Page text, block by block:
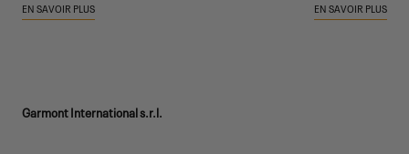
EN SAVOIR PLUS EN SAVOIR PLUS
Garmont International s.r.l.